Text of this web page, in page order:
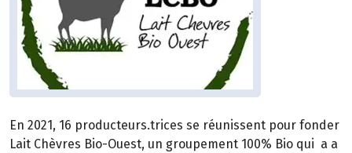
En 2021, 16 producteurs.trices se réunissent pour fonder
Lait Chèvres Bio-Ouest, un groupement 100% Bio qui a a